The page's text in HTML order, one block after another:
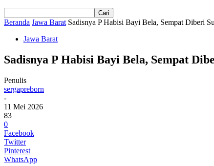
Beranda Jawa Barat Sadisnya P Habisi Bayi Bela, Sempat Diberi
Jawa Barat
Sadisnya P Habisi Bayi Bela, Sempat
Penulis
sergapreborn
-
11 Mei 2026
83
0
Facebook
Twitter
Pinterest
WhatsApp